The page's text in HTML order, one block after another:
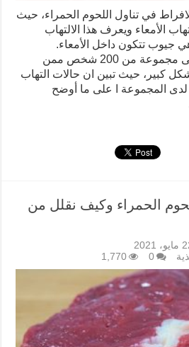
في تناول اللحوم الحمراء، حيث
الأمعاء ويعرف هذا الالتهاب
جيوب تتكون داخل الأمعاء.
الباحثون اجروا دراسة على مجموعة من 200 شخص ممن
كبير، حيث تبين ان حالات التهاب
ظهرت بنسبة 58% لدى المجموعة ا على ما أوضح
الحمراء وكيف نقلل من
2021
0
1,770